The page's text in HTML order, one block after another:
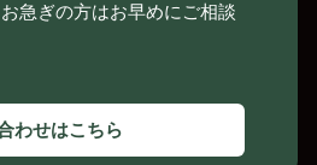
急ぎの方はお早めにご相談
わせはこちら
1198-7